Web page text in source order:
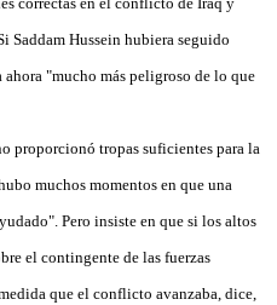
Saddam Hussein hubiera seguido
"mucho más peligroso de lo que
proporcionó tropas suficientes para la
muchos momentos en que una
Pero insiste en que si los altos
el contingente de las fuerzas
que el conflicto avanzaba, dice,